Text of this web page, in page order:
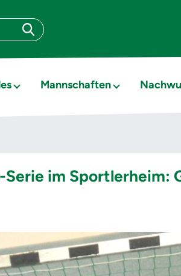
Mannschaften
Serie im Sportlerheim: